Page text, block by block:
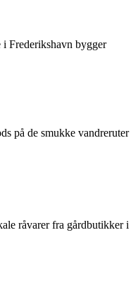
Frederikshavn bygger
på de smukke vandreruter
råvarer fra gårdbutikker i